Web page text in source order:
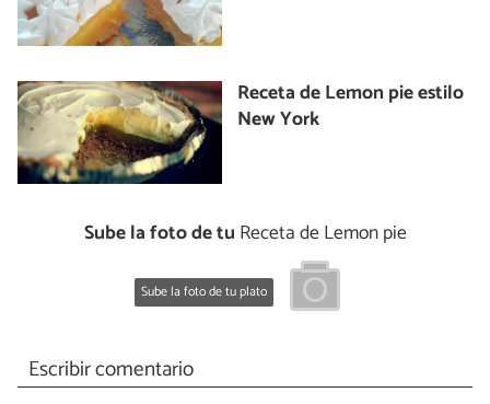
Receta de Lemon pie estilo
New York
Sube la foto de tu Receta de Lemon pie
Sube la foto de tu plato
Escribir comentario